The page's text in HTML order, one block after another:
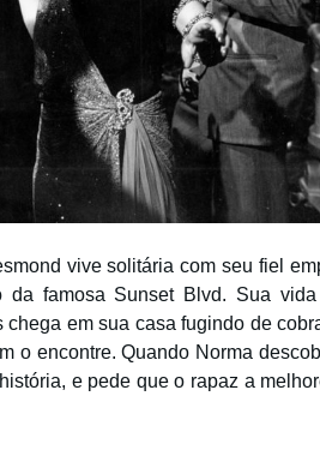
vive solitária com seu fiel
famosa Sunset Blvd. Sua
em sua casa fugindo de
o encontre. Quando Norma
e pede que o rapaz a